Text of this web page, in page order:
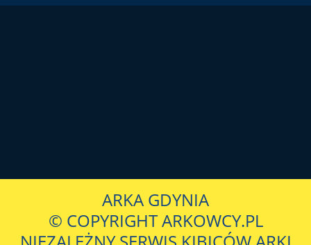
ARKA GDYNIA
© COPYRIGHT ARKOWCY.PL